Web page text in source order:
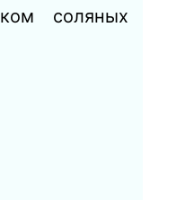
соляных